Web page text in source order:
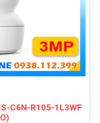
C6N-R105-1L3WF